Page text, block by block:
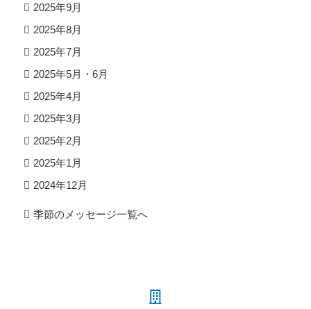
2025年9月
2025年8月
2025年7月
2025年5月・6月
2025年4月
2025年3月
2025年2月
2025年1月
2024年12月
季節のメッセージ一覧へ